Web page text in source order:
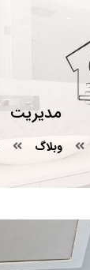
مدیریت
وبلاگ